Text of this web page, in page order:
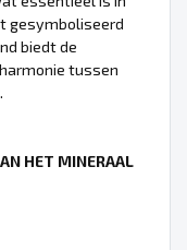
gesymboliseerd
biedt de
harmonie tussen
HET MINERAAL